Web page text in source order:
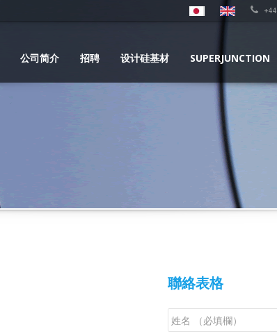
公司简介 招聘 设计硅基材 SUPERJUNCTION
聯絡表格